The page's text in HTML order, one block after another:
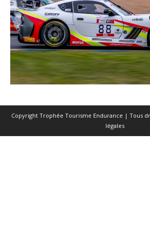
Copyright Trophée Tourisme Endurance | Tous
légales